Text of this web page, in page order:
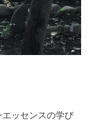
ッセンスの学び